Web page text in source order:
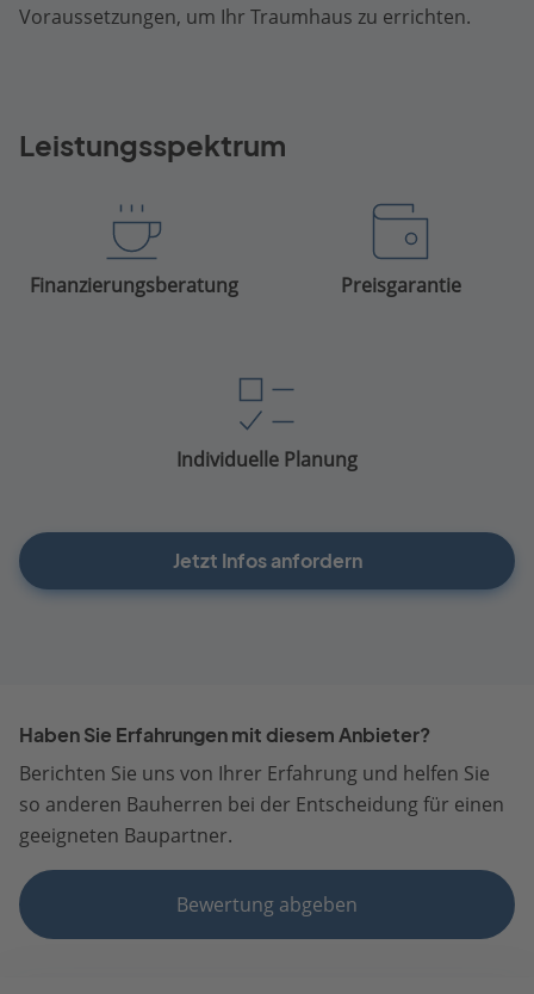
Voraussetzungen, um Ihr Traumhaus zu errichten.
Leistungsspektrum
Finanzierungsberatung Preisgarantie
Individuelle Planung
Jetzt Infos anfordern
Haben Sie Erfahrungen mit diesem Anbieter?
Berichten Sie uns von Ihrer Erfahrung und helfen Sie
so anderen Bauherren bei der Entscheidung für einen
geeigneten Baupartner.
Bewertung abgeben